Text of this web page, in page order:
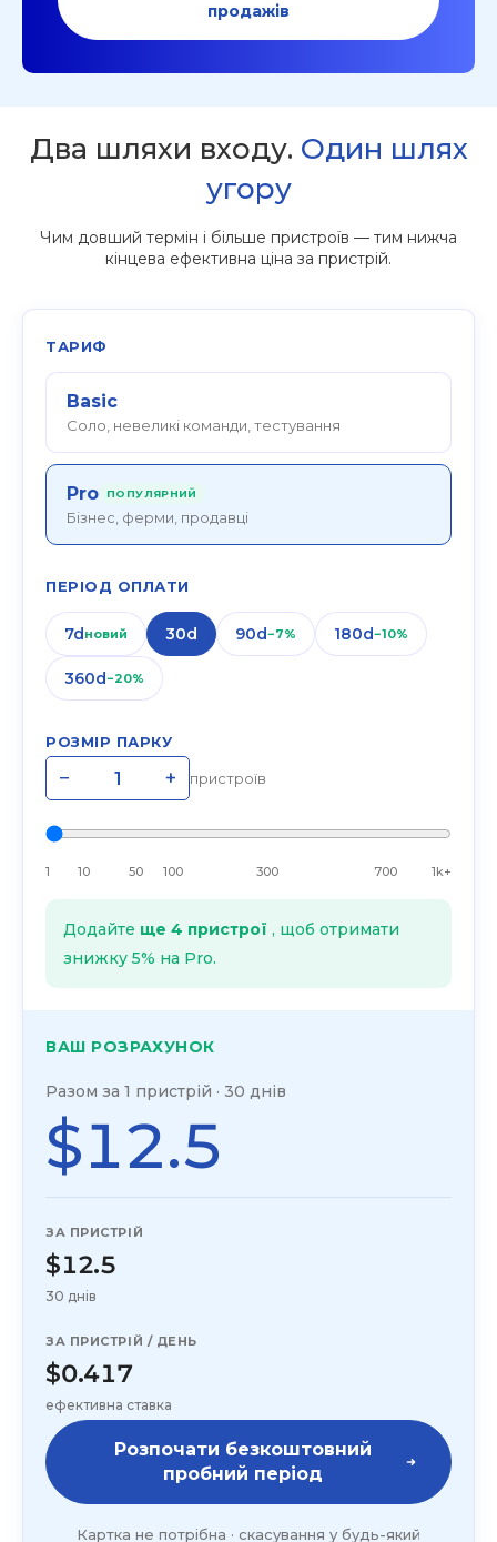
продажів
Два шляхи входу. Один шлях
угору
Чим довший термін і більше пристроїв — тим нижча
кінцева ефективна ціна за пристрій.
ТАРИФ
Basic
Соло, невеликі команди, тестування
Pro ПОПУЛЯРНИЙ
Бізнес, ферми, продавці
ПЕРІОД ОПЛАТИ
7dновий 30d 90d−7% 180d−10%
360d−20%
РОЗМІР ПАРКУ
− + пристроїв
1 10 50 100 300 700 1k+
Додайте ще 4 пристрої , щоб отримати
знижку 5% на Pro.
ВАШ РОЗРАХУНОК
Разом за 1 пристрій · 30 днів
$12.5
ЗА ПРИСТРІЙ
$12.5
30 днів
ЗА ПРИСТРІЙ / ДЕНЬ
$0.417
ефективна ставка
Розпочати безкоштовний
пробний період
Картка не потрібна · скасування у будь-який